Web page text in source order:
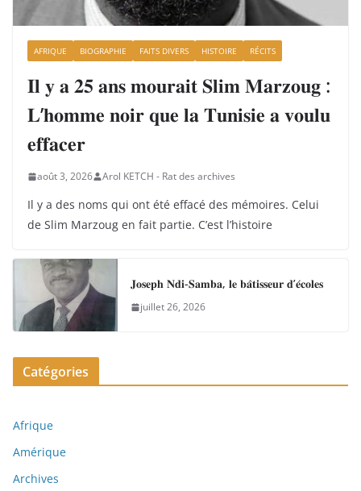
AFRIQUE BIOGRAPHIE FAITS DIVERS HISTOIRE RÉCITS
𝐈𝐥 𝐲 𝐚 𝟐𝟓 𝐚𝐧𝐬 𝐦𝐨𝐮𝐫𝐚𝐢𝐭 𝐒𝐥𝐢𝐦 𝐌𝐚𝐫𝐳𝐨𝐮𝐠 :
𝐋’𝐡𝐨𝐦𝐦𝐞 𝐧𝐨𝐢𝐫 𝐪𝐮𝐞 𝐥𝐚 𝐓𝐮𝐧𝐢𝐬𝐢𝐞 𝐚 𝐯𝐨𝐮𝐥𝐮
𝐞𝐟𝐟𝐚𝐜𝐞𝐫
août 3, 2026 Arol KETCH - Rat des archives
Il y a des noms qui ont été effacé des mémoires. Celui
de Slim Marzoug en fait partie. C’est l’histoire
𝐉𝐨𝐬𝐞𝐩𝐡 𝐍𝐝𝐢-𝐒𝐚𝐦𝐛𝐚, 𝐥𝐞 𝐛𝐚̂𝐭𝐢𝐬𝐬𝐞𝐮𝐫 𝐝’𝐞́𝐜𝐨𝐥𝐞𝐬
juillet 26, 2026
Catégories
Afrique
Amérique
Archives